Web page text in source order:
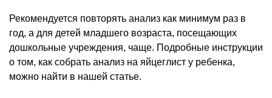
Рекомендуется повторять анализ как минимум раз в
год, а для детей младшего возраста, посещающих
дошкольные учреждения, чаще. Подробные инструкции
о том, как собрать анализ на яйцеглист у ребенка,
можно найти в нашей статье.